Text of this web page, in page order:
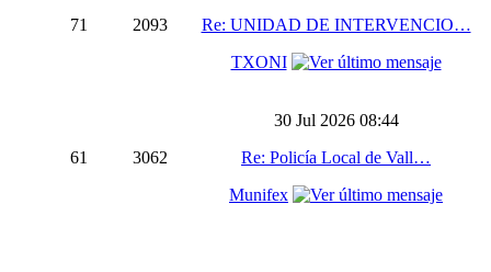
71 2093
Re: UNIDAD DE INTERVENCIO…
TXONI
61 3062
30 Jul 2026 08:44
Re: Policía Local de Vall…
Munifex